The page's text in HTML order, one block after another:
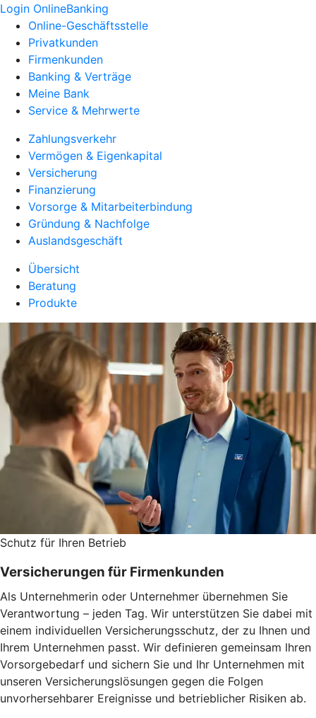
Login OnlineBanking
Online-Geschäftsstelle
Privatkunden
Firmenkunden
Banking & Verträge
Meine Bank
Service & Mehrwerte
Zahlungsverkehr
Vermögen & Eigenkapital
Versicherung
Finanzierung
Vorsorge & Mitarbeiterbindung
Gründung & Nachfolge
Auslandsgeschäft
Übersicht
Beratung
Produkte
Schutz für Ihren Betrieb
Versicherungen für Firmenkunden
Als Unternehmerin oder Unternehmer übernehmen Sie
Verantwortung – jeden Tag. Wir unterstützen Sie dabei mit
einem individuellen Versicherungsschutz, der zu Ihnen und
Ihrem Unternehmen passt. Wir definieren gemeinsam Ihren
Vorsorgebedarf und sichern Sie und Ihr Unternehmen mit
unseren Versicherungslösungen gegen die Folgen
unvorhersehbarer Ereignisse und betrieblicher Risiken ab.